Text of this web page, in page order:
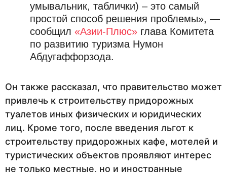
умывальник, таблички) – это самый
простой способ решения проблемы», —
сообщил «Азии-Плюс»глава Комитета
по развитию туризма Нумон
Абдугаффорзода.
Он также рассказал, что правительство может
привлечь к строительству придорожных
туалетов иных физических и юридических
лиц. Кроме того, после введения льгот к
строительству придорожных кафе, мотелей и
туристических объектов проявляют интерес
не только местные, но и иностранные